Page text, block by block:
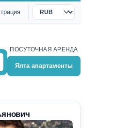
Валюта
ПОСУТОЧНАЯ АРЕНДА
Ялта апартаменты